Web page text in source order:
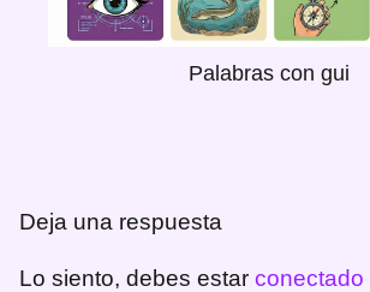
Palabras con gui
Deja una respuesta
Lo siento, debes estar conectado